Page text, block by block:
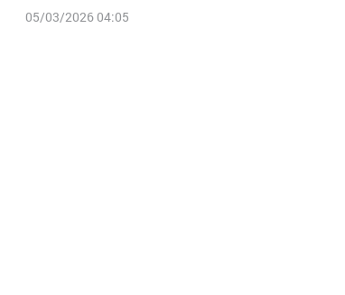
05/03/2026 04:05